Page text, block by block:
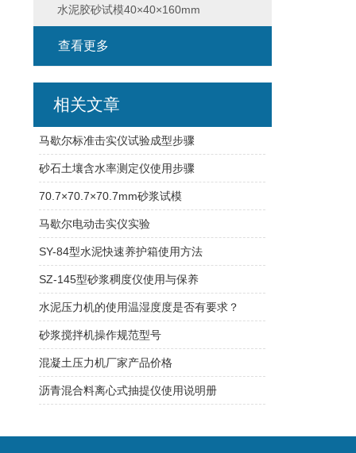
水泥胶砂试模40×40×160mm
查看更多
相关文章
马歇尔标准击实仪试验成型步骤
砂石土壤含水率测定仪使用步骤
70.7×70.7×70.7mm砂浆试模
马歇尔电动击实仪实验
SY-84型水泥快速养护箱使用方法
SZ-145型砂浆稠度仪使用与保养
水泥压力机的使用温湿度度是否有要求？
砂浆搅拌机操作规范型号
混凝土压力机厂家产品价格
沥青混合料离心式抽提仪使用说明册